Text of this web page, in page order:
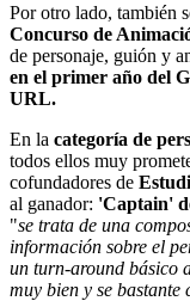
Por otro lado, también
Concurso de
de personaje, guión y
en el primer año del
URL.
En la categoría de
todos ellos muy
cofundadores de
al ganador: 'Captain'
"se trata de una
información sobre el
un turn-around básico
muy bien y se bastante